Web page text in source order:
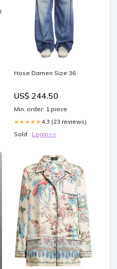
Hose Damen Size:36
US$ 244.50
Min. order: 1 piece
★★★★★ 4.3 (23 reviews)
Sold : Login>>